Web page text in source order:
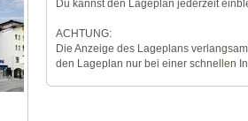
Du kannst den Lageplan jederzeit
ACHTUNG:
Die Anzeige des Lageplans
den Lageplan nur bei einer schnellen